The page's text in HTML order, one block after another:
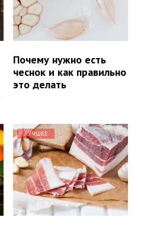
Почему нужно есть
чеснок и как правильно
это делать
ЛУЧШЕЕ